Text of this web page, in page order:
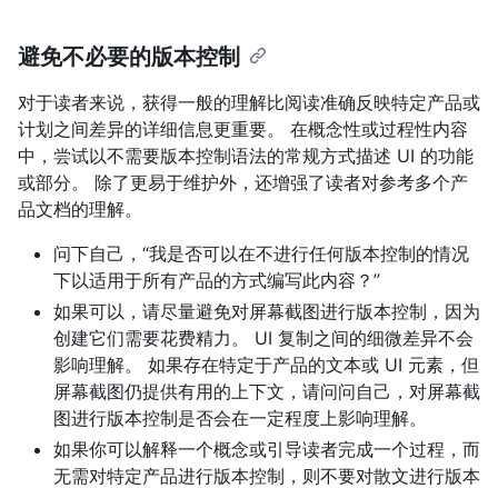
避免不必要的版本控制
对于读者来说，获得一般的理解比阅读准确反映特定产品或
计划之间差异的详细信息更重要。 在概念性或过程性内容
中，尝试以不需要版本控制语法的常规方式描述 UI 的功能
或部分。 除了更易于维护外，还增强了读者对参考多个产
品文档的理解。
问下自己，“我是否可以在不进行任何版本控制的情况
下以适用于所有产品的方式编写此内容？”
如果可以，请尽量避免对屏幕截图进行版本控制，因为
创建它们需要花费精力。 UI 复制之间的细微差异不会
影响理解。 如果存在特定于产品的文本或 UI 元素，但
屏幕截图仍提供有用的上下文，请问问自己，对屏幕截
图进行版本控制是否会在一定程度上影响理解。
如果你可以解释一个概念或引导读者完成一个过程，而
无需对特定产品进行版本控制，则不要对散文进行版本